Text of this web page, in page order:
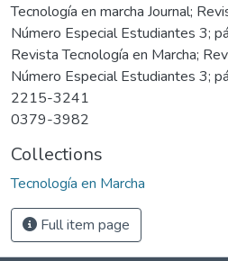
Tecnología en marcha Journal;
Número Especial Estudiantes 3;
Revista Tecnología en Marcha;
Número Especial Estudiantes 3;
2215-3241
0379-3982
Collections
Tecnología en Marcha
Full item page